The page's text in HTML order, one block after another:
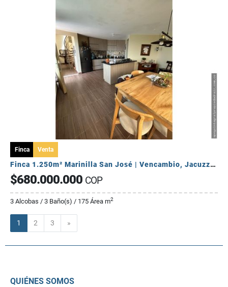
Finca Venta
Finca 1.250m² Marinilla San José | Vencambio, Jacuzzi y Quiosco 🏞️✨
$680.000.000 COP
3 Alcobas / 3 Baño(s) / 175 Área m2
1 2 3 »
QUIÉNES SOMOS